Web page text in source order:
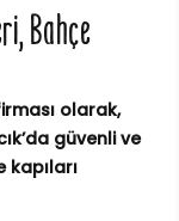
Bahçe
olarak,
güvenli ve